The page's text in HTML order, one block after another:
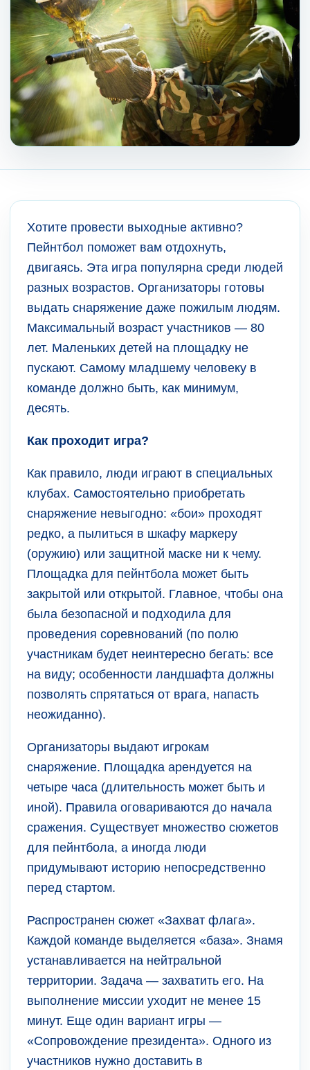
Хотите провести выходные активно?
Пейнтбол поможет вам отдохнуть,
двигаясь. Эта игра популярна среди людей
разных возрастов. Организаторы готовы
выдать снаряжение даже пожилым людям.
Максимальный возраст участников — 80
лет. Маленьких детей на площадку не
пускают. Самому младшему человеку в
команде должно быть, как минимум,
десять.
Как проходит игра?
Как правило, люди играют в специальных
клубах. Самостоятельно приобретать
снаряжение невыгодно: «бои» проходят
редко, а пылиться в шкафу маркеру
(оружию) или защитной маске ни к чему.
Площадка для пейнтбола может быть
закрытой или открытой. Главное, чтобы она
была безопасной и подходила для
проведения соревнований (по полю
участникам будет неинтересно бегать: все
на виду; особенности ландшафта должны
позволять спрятаться от врага, напасть
неожиданно).
Организаторы выдают игрокам
снаряжение. Площадка арендуется на
четыре часа (длительность может быть и
иной). Правила оговариваются до начала
сражения. Существует множество сюжетов
для пейнтбола, а иногда люди
придумывают историю непосредственно
перед стартом.
Распространен сюжет «Захват флага».
Каждой команде выделяется «база». Знамя
устанавливается на нейтральной
территории. Задача — захватить его. На
выполнение миссии уходит не менее 15
минут. Еще один вариант игры —
«Сопровождение президента». Одного из
участников нужно доставить в